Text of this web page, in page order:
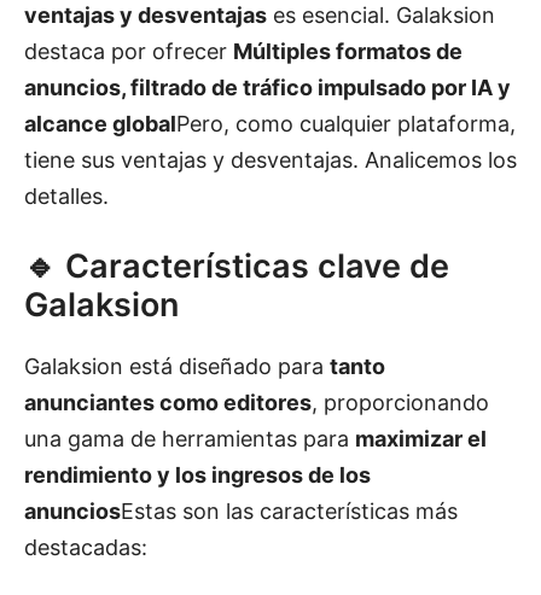
ventajas y desventajas es esencial. Galaksion
destaca por ofrecer Múltiples formatos de
anuncios, filtrado de tráfico impulsado por IA y
alcance globalPero, como cualquier plataforma,
tiene sus ventajas y desventajas. Analicemos los
detalles.
🔹 Características clave de
Galaksion
Galaksion está diseñado para tanto
anunciantes como editores, proporcionando
una gama de herramientas para maximizar el
rendimiento y los ingresos de los
anunciosEstas son las características más
destacadas: